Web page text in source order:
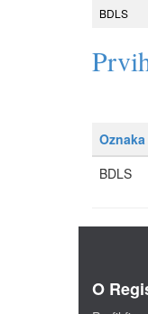
BDLS
BDLS
O